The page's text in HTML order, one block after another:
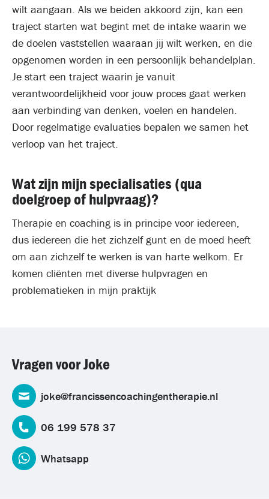
wilt aangaan. Als we beiden akkoord zijn, kan een
traject starten wat begint met de intake waarin we
de doelen vaststellen waaraan jij wilt werken, en die
opgenomen worden in een persoonlijk behandelplan.
Je start een traject waarin je vanuit
verantwoordelijkheid voor jouw proces gaat werken
aan verbinding van denken, voelen en handelen.
Door regelmatige evaluaties bepalen we samen het
verloop van het traject.
Wat zijn mijn specialisaties (qua
doelgroep of hulpvraag)?
Therapie en coaching is in principe voor iedereen,
dus iedereen die het zichzelf gunt en de moed heeft
om aan zichzelf te werken is van harte welkom. Er
komen cliënten met diverse hulpvragen en
problematieken in mijn praktijk
Vragen voor Joke
joke@francissencoachingentherapie.nl
06 199 578 37
Whatsapp